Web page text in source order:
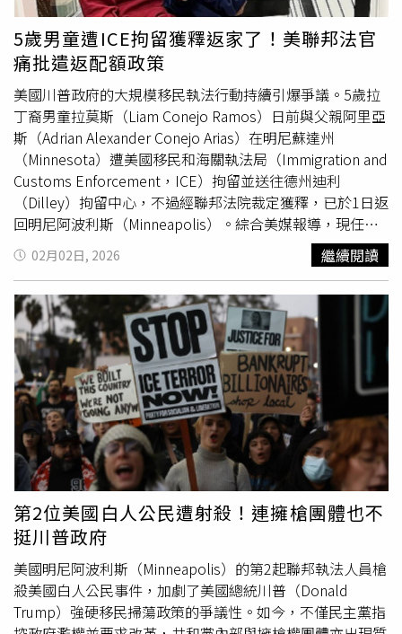
一點是肯定的，我絕不會允許這個世界頭號恐怖主義贊助國
擁有核武器。任何國家都不應該懷疑美國的決心。我們擁有
地球上最強大的軍隊。」川普同時還嘲諷委內瑞拉軍隊在美
軍非法綁架總統馬杜洛（Nicolás Maduro）期間使用的中國
軍事技術，「這是1個重要的軍事設施，由數千名士兵保
護，並運用了俄羅斯和中國的軍事技術。結果如何呢？美國
武裝部隊突破了敵人的所有防禦，結束了獨裁者馬杜洛的統
治，並將其繩之以法。這對美國的安全來說絕對是1場巨大
的勝利，對委內瑞拉人民來說也是1個嶄新的開始。」
瑪斯（Joseph Thomas）去年12月底在威斯康辛州
（Wisconsin）與父親艾利亞斯湯瑪斯（Elias Thomas）一
同進行沃爾瑪（Walmart）送貨途中，於交通攔查中被捕。
2人於2023年8月入境美國申請庇護，並獲准工作。其律師
佩爾提耶（Carrie Peltier）表示，他們是因「棕色皮膚駕
駛」而遭攔查。1個月內，法院命令釋放父子2人。同為小布
希任命的美國首席地方法院法官席爾茨（Patrick Schiltz）
裁定約瑟夫遭非法拘留，命其立即釋放，並指出ICE在其作
為乘客時拘捕並無逮捕令證據。另1名由川普任命的法官托
斯特魯德（Eric Tostrud）則裁定其父艾利亞斯有資格申請
保釋聽證，並寫道：「本區法院已多次審理並駁回此類法條
解釋爭議，此案亦將如此。」目前約瑟夫改為線上上課，因
擔心再次遭拘留而不敢返校。報導補充，「人身保護令」
（Habeas Corpus）起源於14世紀英國法院制度，並被納入
美國憲法，為遭政府非法拘禁者提供司法救濟。由於近期訴
訟激增，使該制度再次成為焦點。今年1月短短數日內，律
師即為多名無犯罪紀錄的被拘留者提出人身保護令申請，包
括：在明尼蘇達州（Minnesota）自家車道被捕的5歲厄瓜
多男童科內霍（Liam Conejo）；1名持合法臨時人道身分、
在前往電纜技師工作途中被捕的烏克蘭男子；1名與美國公
民結婚、育有3歲自閉症美籍子女的薩爾瓦多男子；1位具難
民身分、在讓探員進入公寓大樓後遭捕的厄利垂亞醫院員
工；以及1名送女兒上學後遭逮捕的委內瑞拉男子。大量訴
訟迫使司法部（Department of Justice）調度原本負責刑
事案件的律師應對人身保護令案件。《路透社》發現超過
700名司法部律師代表政府處理移民相關案件，其中5人各
自出現在超過1,000件人身保護令案件卷宗中。法律壅塞部
分導致政府即便在法官下令釋放後，仍未即時執行。上月，
席爾茨在明尼蘇達州1項命令中指出，政府在76件案件中違
發全國性示威。眾院排名第3的共和黨人、來自明尼蘇達州
（Minnesota）的眾議員艾默（Tom Emmer）表示，眾議
院預計將於3日對該協議進行表決。眾議院的1個委員會預計
於2日審議這項支出協議，辯論可能持續至深夜，且不保證
該法案可以通過。共和黨目前以218席對213席的微弱優勢
掌控眾議院，而當來自德州（Texas）的新任民主黨眾議員
梅內菲（Christian Menefee）宣誓就職後，民主黨將再增加
1席。部分眾議院民主黨人對這項由美國總統川普（Donald
Trump）與參議院民主黨對口談判代表協商達成的資金協議
表示反對，認為該協議應該提供更多時間，以協商對聯邦移
民執法人員施加新的限制，這些人員正執行川普的移民打擊
政策。此外，共和黨內部偏右派系的部分議員也可能提出反
對意見。
5歲男童遭ICE拘留獲釋返家了！美聯邦法官
痛批遣返配額政策
美國川普政府的大規模移民執法行動持續引爆爭議。5歲拉
丁裔男童拉莫斯（Liam Conejo Ramos）日前與父親阿里亞
斯（Adrian Alexander Conejo Arias）在明尼蘇達州
（Minnesota）遭美國移民和海關執法局（Immigration and
Customs Enforcement，ICE）拘留並送往德州迪利
（Dilley）拘留中心，不過經聯邦法院裁定獲釋，已於1日返
回明尼阿波利斯（Minneapolis）。綜合美媒報導，現任美
國德州西區地方法院法官畢耶里（Fred Biery）批准家屬提
出的緊急聲請，下令2人須於2月3日前儘速釋放。裁定書措
辭強烈，直指本案源於政府「構思不良且執行拙劣」的每日
遣返配額政策，甚至不惜造成兒童心理創傷。畢耶里更批評
部分執法人員展現出「對不受約束權力的卑劣渴望」，並指
出移民遣返應透過更具秩序與人道精神的制度進行。事件發
生於1月20日。校方與家屬說法指出，阿里亞斯當天剛從學
前班接兒子回家，車輛停妥後多名探員突然現身拘捕2人。
校方表示，1名探員曾要求男童敲門確認屋內是否有人，屋
內成人欲帶回孩子遭拒，學區董事格蘭倫（Mary
Granlund）亦稱願意接手照顧孩子但未被允許。ICE與國土
安全部
（Department of Homeland Security，DHS）則提
出不同版本。發言人麥克勞克林（Tricia McLaughlin）表
示，ICE行動鎖定的是阿里亞斯本人，並非兒童；她稱阿里
亞斯為非法入境者，且在探員接近時徒步逃離，「遺棄孩
子」。官方並指曾嘗試將男童交由屋內「疑似母親」照顧但
遭拒，父親則要求孩子與其同行。美國副總統范斯（JD
Vance）亦表示，執法人員「別無選擇」。然而家屬律師普
02月02日, 2026 繼續閱讀
第2位美國白人公民遭射殺！連擁槍團體也不
挺川普政府
美國明尼阿波利斯（Minneapolis）的第2起聯邦執法人員槍
殺美國白人公民事件，加劇了美國總統川普（Donald
Trump）強硬移民掃蕩政策的爭議性。如今，不僅民主黨指